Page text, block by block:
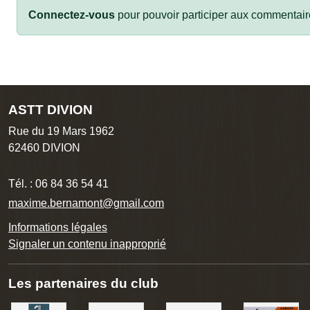
Connectez-vous pour pouvoir participer aux
ASTT DIVION
Rue du 19 Mars 1962
62460 DIVION
Tél. : 06 84 36 54 41
maxime.bernamont@gmail.com
Informations légales
Signaler un contenu inapproprié
Les partenaires du club